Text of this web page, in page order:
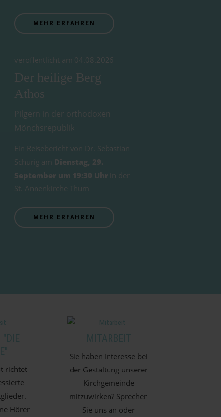
MEHR ERFAHREN
veröffentlicht am 04.08.2026
Der heilige Berg
Athos
Pilgern in der orthodoxen
Mönchsrepublik
Ein Reisebericht von Dr. Sebastian
Schurig am Dienstag, 29.
September um 19:30 Uhr in der
St. Annenkirche Thum
MEHR ERFAHREN
"DIE
richtet
Hörer
MITARBEIT
Sie haben Interesse bei
der Gestaltung unserer
Kirchgemeinde
mitzuwirken? Sprechen
Sie uns an oder